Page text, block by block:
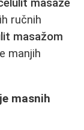
masaže
ručnih
masažom
manjih
masnih